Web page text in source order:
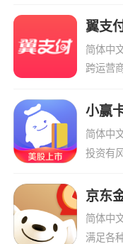
翼支
简体中
跨运营
小赢
简体中
投资有
京东
简体中
满足各